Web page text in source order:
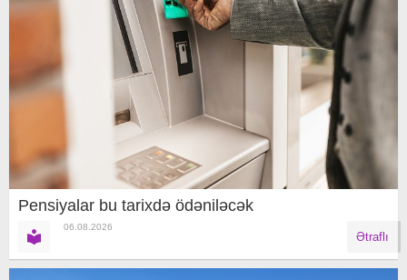
Pensiyalar bu tarixdə ödəniləcək
06.08.2026
Ətraflı